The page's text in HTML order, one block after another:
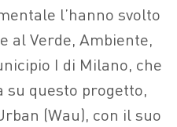
l’hanno svolto
al Verde, Ambiente,
I di Milano, che
su questo progetto,
(Wau), con il suo